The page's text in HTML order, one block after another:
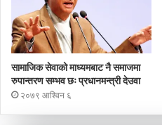
सामाजिक सेवाको माध्यमबाट नै समाजमा
रुपान्तरण सम्भव छः प्रधानमन्त्री देउवा
२०७९ आश्विन ६